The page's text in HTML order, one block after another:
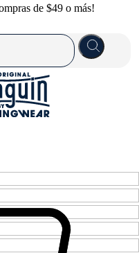
de $49 o más!